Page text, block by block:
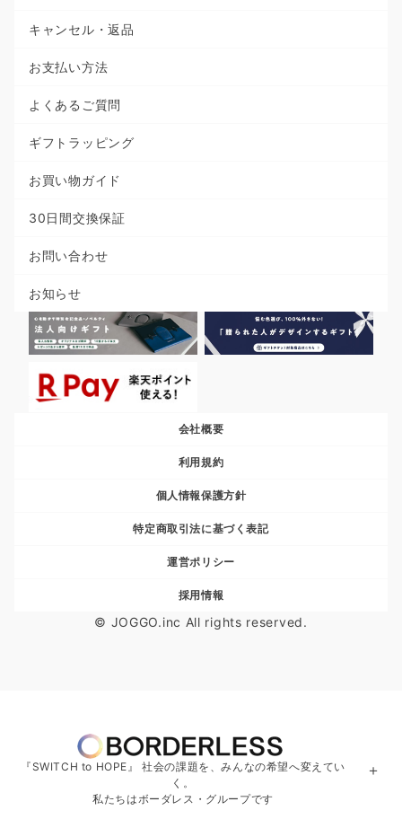
キャンセル・返品
お支払い方法
よくあるご質問
ギフトラッピング
お買い物ガイド
30日間交換保証
お問い合わせ
お知らせ
会社概要
利用規約
個人情報保護方針
特定商取引法に基づく表記
運営ポリシー
採用情報
© JOGGO.inc All rights reserved.
『SWITCH to HOPE』 社会の課題を、みんなの希望へ変えてい
く。
私たちはボーダレス・グループです
＋